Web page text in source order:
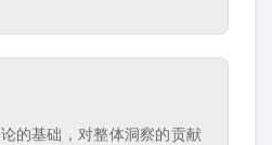
的基础，对整体洞察的贡献